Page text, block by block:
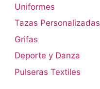
Uniformes
Tazas Personalizadas
Grifas
Deporte y Danza
Pulseras Textiles